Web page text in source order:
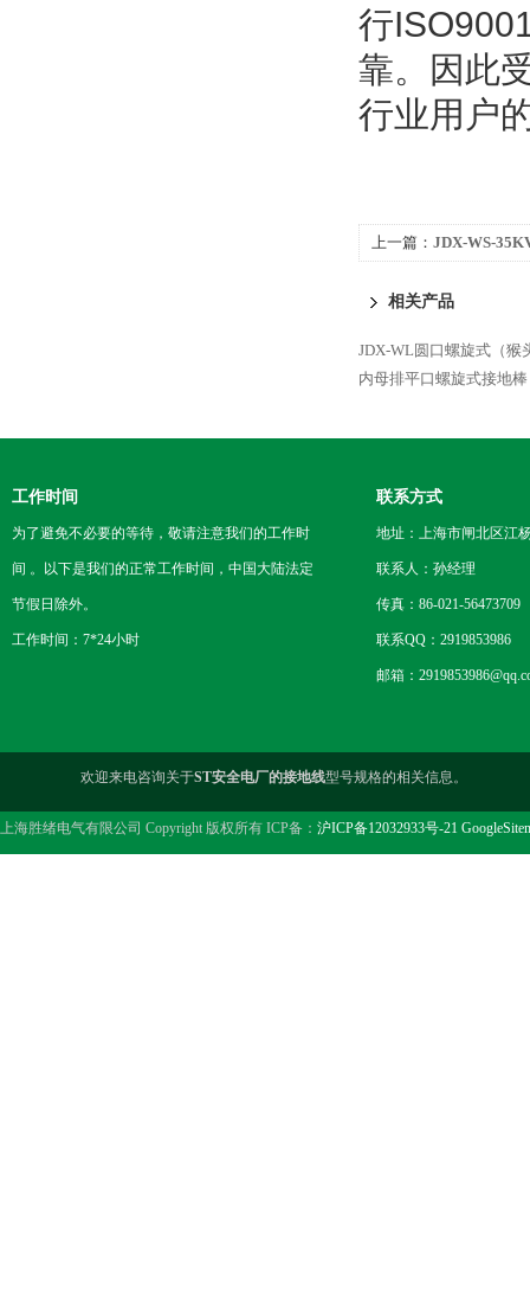
行
靠。因此
行业用户
上一篇： JDX-WS-
相关产品
JDX-WL圆口螺旋式（猴
内母排平口螺旋式接地棒
工作时间
为了避免不必要的等待，敬请注意我们的工作时
间 。以下是我们的正常工作时间，中国大陆法定
节假日除外。
工作时间：7*24小时
联系方式
地址：上海市闸北区江
联系人：孙经理
传真：86-021-56473709
联系QQ：2919853986
邮箱：
欢迎来电咨询关于ST安全电厂的接地线型号规格的相关信息。
上海胜绪电气有限公司 Copyright 版权所有 ICP备： 沪ICP备12032933号-21